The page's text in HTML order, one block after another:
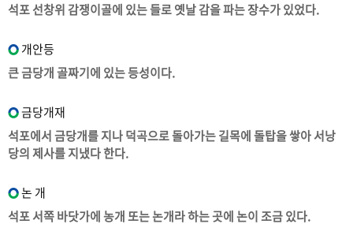
석포 선창위 감쟁이골에 있는 들로 옛날 감을 파는 장수가 있었다.
개안등
큰 금당개 골짜기에 있는 등성이다.
금당개재
석포에서 금당개를 지나 덕곡으로 돌아가는 길목에 돌탑을 쌓아 서낭
당의 제사를 지냈다 한다.
논 개
석포 서쪽 바닷가에 농개 또는 논개라 하는 곳에 논이 조금 있다.